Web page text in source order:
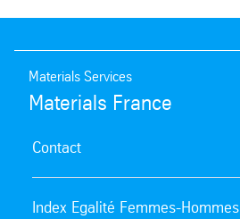
Materials Services
Materials France
Contact
Index Egalité Femmes-Hommes